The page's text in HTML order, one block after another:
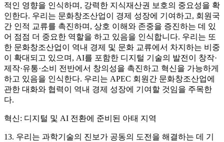
적인 영향을 인식하며, 강력한 지식재산권 보호의 중요성을 확
인한다. 우리는 문화창조산업이 경제 성장에 기여하고, 회원국
간 인적 교류를 촉진하며, 상호 이해와 존중을 증진하는 데 있
어 점점 더 중요한 역할을 하고 있음을 인식합니다. 우리는 또
한 문화창조산업이 역내 경제 및 문화 교류에서 차지하는 비중
이 확대되고 있으며, AI를 포함한 디지털 기술의 발전이 창작·
제작·유통·소비 전반에서 창의성을 촉진하고 혁신을 가능하게
하고 있음을 인식한다. 우리는 APEC 회원간 문화창조산업에
관한 대화와 협력이 역내 경제 성장에 기여할 것임을 주목한
다.
혁신: 디지털 및 AI 전환에 준비된 아태 지역
13. 우리는 과학기술의 진보가 공동의 도전을 해결하는 데 기